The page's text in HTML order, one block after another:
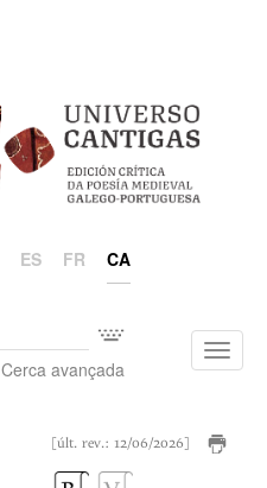
ES FR CA
Cerca avançada
[últ. rev.: 12/06/2026]